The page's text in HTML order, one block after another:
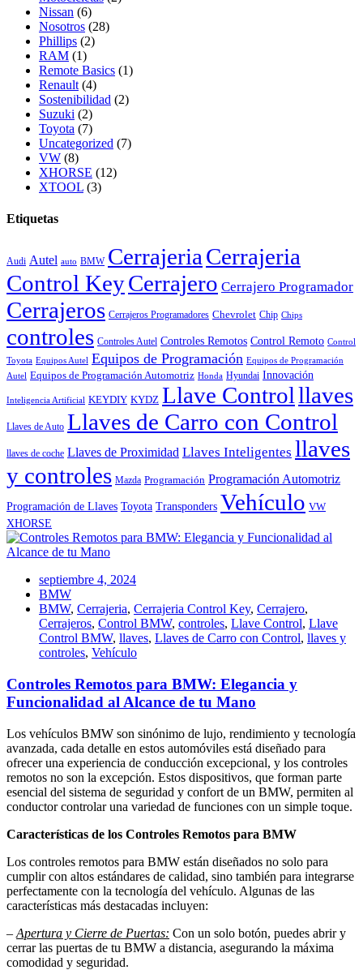
Nissan (6)
Nosotros (28)
Phillips (2)
RAM (1)
Remote Basics (1)
Renault (4)
Sostenibilidad (2)
Suzuki (2)
Toyota (7)
Uncategorized (7)
VW (8)
XHORSE (12)
XTOOL (3)
Etiquetas
Audi Autel auto BMW Cerrajeria Cerrajeria
Control KeyCerrajero Cerrajero Programador
Cerrajeros Cerrajeros Programadores Chevrolet Chip Chips
controles Controles Autel Controles Remotos Control Remoto Control
Toyota Equipos Autel Equipos de Programación Equipos de Programación
Autel Equipos de Programación Automotriz Honda Hyundai Innovación
Inteligencia Artificial KEYDIY KYDZ Llave Controlllaves
Llaves de Auto Llaves de Carro con Control
llaves de coche Llaves de Proximidad Llaves Inteligentes llaves
y controles Mazda Programación Programación Automotriz
Programación de Llaves Toyota Transponders Vehículo VW
XHORSE
septiembre 4, 2024
BMW
BMW, Cerrajeria, Cerrajeria Control Key, Cerrajero,
Cerrajeros, Control BMW, controles, Llave Control, Llave
Control BMW, llaves, Llaves de Carro con Control, llaves y
controles, Vehículo
Controles Remotos para BMW: Elegancia y
Funcionalidad al Alcance de tu Mano
Los vehículos BMW son sinónimo de lujo, rendimiento y tecnología
avanzada, cada detalle en estos automóviles está diseñado para
ofrecer una experiencia de conducción excepcional, y los controles
remotos no son la excepción. Estos dispositivos, que forman parte
esencial del sistema de seguridad y confort de un BMW, permiten al
conductor controlar una variedad de funciones con un simple toque.
Características de los Controles Remotos para BMW
Los controles remotos para BMW están diseñados no solo para
cumplir con altos estándares de calidad, sino también para integrarse
perfectamente con la tecnología del vehículo. Algunas de las
características más destacadas incluyen:
– Apertura y Cierre de Puertas: Con un solo botón, puedes abrir y
cerrar las puertas de tu BMW a distancia, asegurando la máxima
comodidad y seguridad.